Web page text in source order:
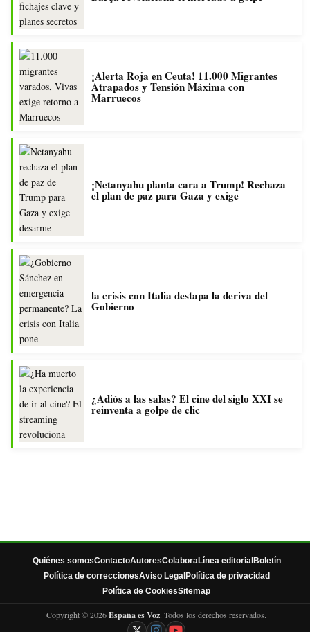
¡Alerta Roja en Ceuta! 11.000 Migrantes
Atrapados y Tensión Máxima con
Marruecos
¡Netanyahu planta cara a Trump! Rechaza
el plan de paz para Gaza y exige
la crisis con Italia destapa la deriva del
Gobierno
¿Adiós a las salas? El cine del siglo XXI se
reinventa a golpe de clic
Quiénes somosContactoAutoresColaboraLínea editorial Boletín
Política de correccionesAviso Legal Política de privacidad
Política de CookiesSitemap
Copyright © 2026España es Voz. Todos los derechos reservados.